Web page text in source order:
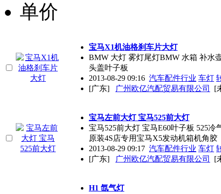
单价
宝马X1机油格刹车片大灯
BMW 大灯 雾灯尾灯BMW 水箱 补水
头盖叶子板
2013-08-29 09:16 汽车配件行业 车灯
[广东]
广州欧亿汽配贸易有限公司 [
宝马左前大灯 宝马525前大灯
宝马525前大灯 宝马E60叶子板 525
原装4S店专用宝马X5发动机箱机角胶
2013-08-29 09:17 汽车配件行业 车灯
[广东]
广州欧亿汽配贸易有限公司 [
H1 氙气灯